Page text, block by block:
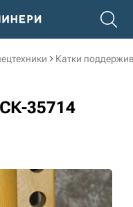
Катки
35714